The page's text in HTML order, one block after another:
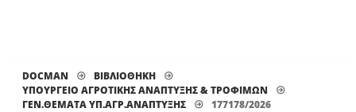
DOCMAN
ΒΙΒΛΙΟΘΗΚΗ
ΥΠΟΥΡΓΕΙΟ ΑΓΡΟΤΙΚΗΣ ΑΝΑΠΤΥΞΗΣ & ΤΡΟΦΙΜΩΝ
ΓΕΝ.ΘΈΜΑΤΑ ΥΠ.ΑΓΡ.ΑΝΆΠΤΥΞΗΣ
177178/2026